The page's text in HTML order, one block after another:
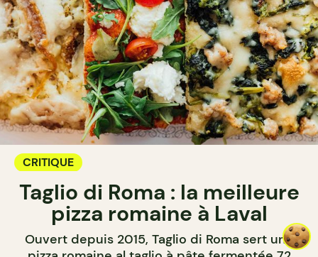
CRITIQUE
Taglio di Roma : la meilleure
pizza romaine à Laval
Ouvert depuis 2015, Taglio di Roma sert une